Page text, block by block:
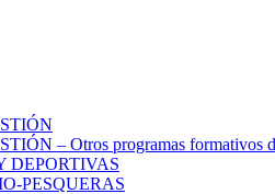
– Otros programas formativos
DEPORTIVAS
PESQUERAS